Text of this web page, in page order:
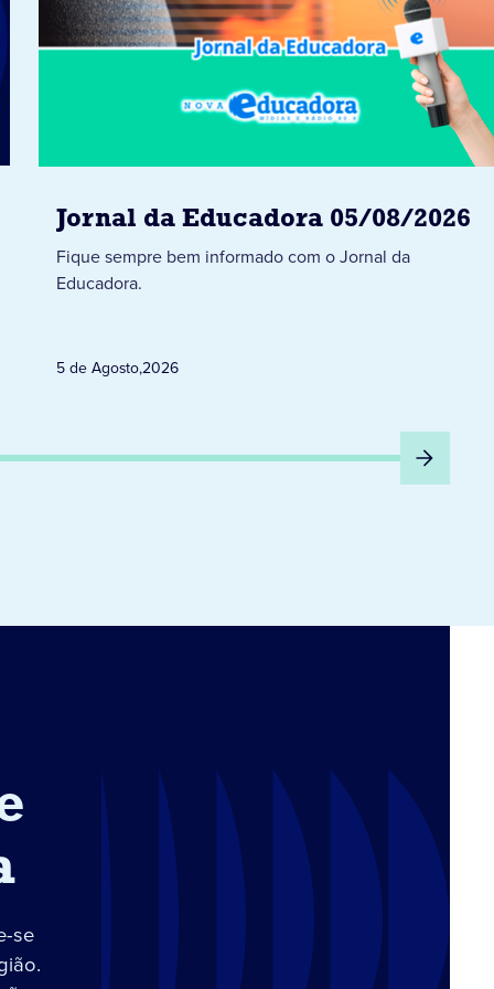
Jornal da Educadora 05/08/2026
Fique sempre bem informado com o Jornal da
Educadora.
5 de Agosto,2026
se